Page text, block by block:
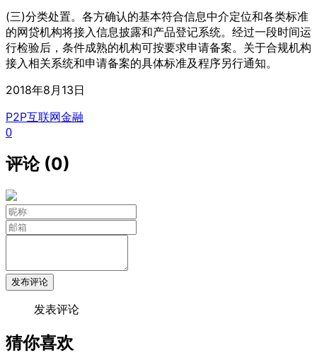
(三)分类处置。各方确认的基本符合信息中介定位和各类标准
的网贷机构将接入信息披露和产品登记系统。经过一段时间运
行检验后，条件成熟的机构可按要求申请备案。关于合规机构
接入相关系统和申请备案的具体标准及程序另行通知。
2018年8月13日
P2P互联网金融
0
评论 (0)
发布评论
发表评论
猜你喜欢